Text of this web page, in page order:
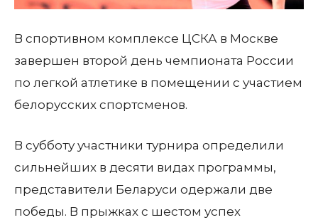
В спортивном комплексе ЦСКА в Москве
завершен второй день чемпионата России
по легкой атлетике в помещении с участием
белорусских спортсменов.
В субботу участники турнира определили
сильнейших в десяти видах программы,
представители Беларуси одержали две
победы. В прыжках с шестом успех